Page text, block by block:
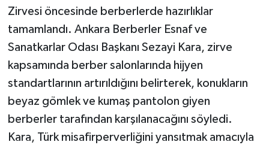
Zirvesi öncesinde berberlerde hazırlıklar
tamamlandı. Ankara Berberler Esnaf ve
Sanatkarlar Odası Başkanı Sezayi Kara, zirve
kapsamında berber salonlarında hijyen
standartlarının artırıldığını belirterek, konukların
beyaz gömlek ve kumaş pantolon giyen
berberler tarafından karşılanacağını söyledi.
Kara, Türk misafirperverliğini yansıtmak amacıyla